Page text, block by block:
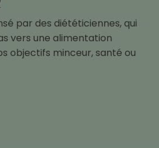
par des diététiciennes, qui
vers une alimentation
objectifs minceur, santé ou